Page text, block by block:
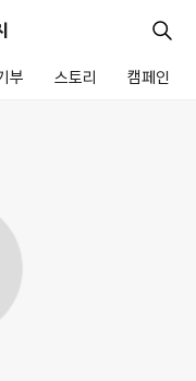
검
부 스토리 캠페인